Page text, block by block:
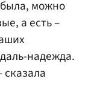
была, можно
а есть –
надежда.
сказала